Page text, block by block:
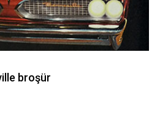
broşür